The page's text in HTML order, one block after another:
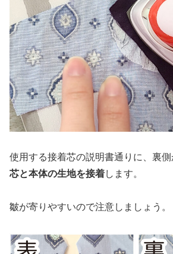
使用する接着芯の説明書通りに、裏側
芯と本体の生地を接着します。
皺が寄りやすいので注意しましょう。